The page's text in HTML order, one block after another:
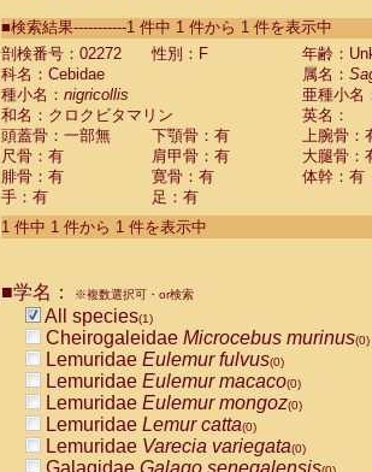
CebidaeSaguinus labiatus(0)
Cebidae Saguinus leucopus (0)
Cebidae
CebidaeSaguinus mystax
CebidaeSaguinus nigricollis (1)
Cebidae Saguinus oedipus
Cebidae Saguinus weddelli
Cebidae Saguinusspp.
Cebidae Aotus trivirgatus
Cebidae Cebus albifrons
CebidaeCebus nigrivittatus
CebidaeCebus
CebidaeSaimiri boliviensis(0)
CebidaeSaimiri sciureus(0)
AtelidaeAlouatta caraya(0)
AtelidaeAlouatta fusca(0)
AtelidaeAlouatta seniculus
AtelidaeAlouattaspp.(0)
AtelidaeAteles belzebuth(0)
■検索結果-----------1 件中 1 件から 1 件を表示中
剖検番号：02272
性別：F
年齢：
科名：Cebidae
属名：
種小名： nigricollis
亜種小名
和名：クロクビタマリン
英名：
頭蓋骨：一部無
下顎骨：有
上腕骨：
尺骨：有
肩甲骨：有
大腿骨：
腓骨：有
寛骨：有
体幹：有
手：有
足：有
1 件中 1 件から 1 件を表示中
■学名： ※複数選択可・or検索
All species(1)
Cheirogaleidae Microcebus murinus(0)
Lemuridae Eulemur fulvus(0)
Lemuridae Eulemur macaco(0)
Lemuridae Eulemur mongoz(0)
Lemuridae Lemur catta(0)
Lemuridae Varecia variegata(0)
Galagidae Galago senegalensis